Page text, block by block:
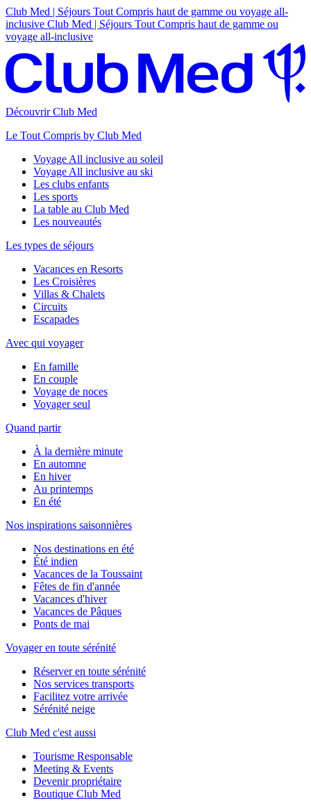
Club Med | Séjours Tout Compris haut de gamme ou voyage all-
inclusive Club Med | Séjours Tout Compris haut de gamme ou
voyage all-inclusive
Découvrir Club Med
Le Tout Compris by Club Med
Voyage All inclusive au soleil
Voyage All inclusive au ski
Les clubs enfants
Les sports
La table au Club Med
Les nouveautés
Les types de séjours
Vacances en Resorts
Les Croisières
Villas & Chalets
Circuits
Escapades
Avec qui voyager
En famille
En couple
Voyage de noces
Voyager seul
Quand partir
À la dernière minute
En automne
En hiver
Au printemps
En été
Nos inspirations saisonnières
Nos destinations en été
Été indien
Vacances de la Toussaint
Fêtes de fin d'année
Vacances d'hiver
Vacances de Pâques
Ponts de mai
Voyager en toute sérénité
Réserver en toute sérénité
Nos services transports
Facilitez votre arrivée
Sérénité neige
Club Med c'est aussi
Tourisme Responsable
Meeting & Events
Devenir propriétaire
Boutique Club Med